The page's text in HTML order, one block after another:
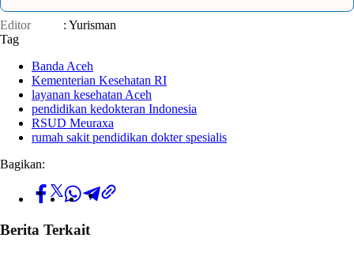
Editor
: Yurisman
Tag
Banda Aceh
Kementerian Kesehatan RI
layanan kesehatan Aceh
pendidikan kedokteran Indonesia
RSUD Meuraxa
rumah sakit pendidikan dokter spesialis
Bagikan:
Berita Terkait